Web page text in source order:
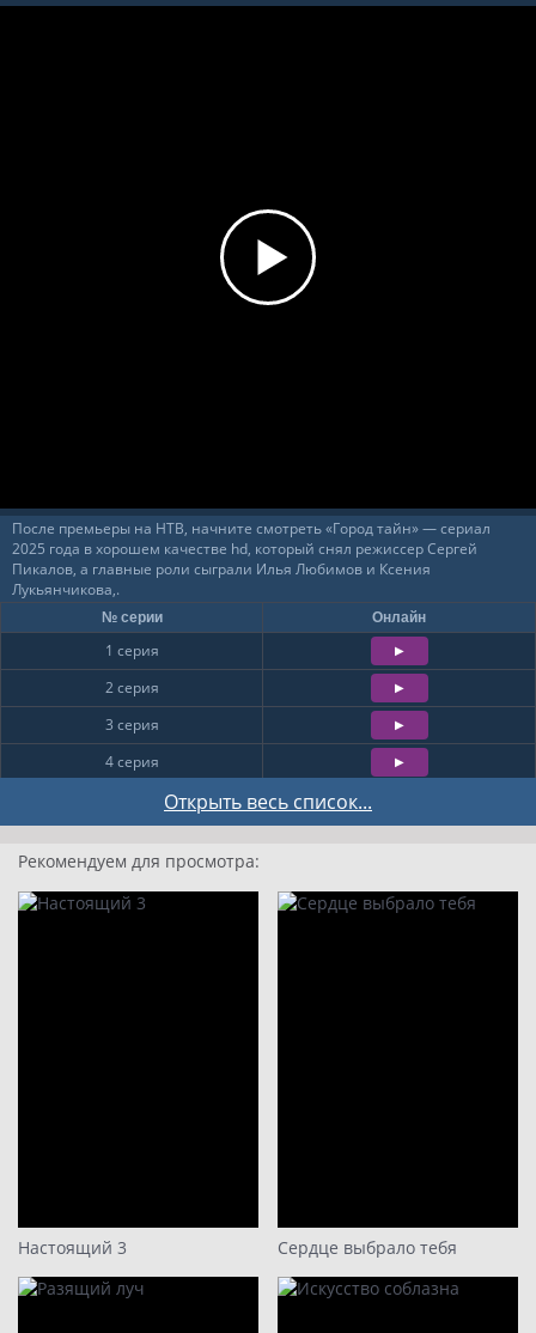
После премьеры на НТВ, начните смотреть «Город тайн» — сериал
2025 года в хорошем качестве hd, который снял режиссер Сергей
Пикалов, а главные роли сыграли Илья Любимов и Ксения
Лукьянчикова,.
Открыть весь список...
№ серии Онлайн
1 серия
2 серия
3 серия
4 серия
7 серия
8 серия
Рекомендуем для просмотра:
Настоящий 3 Сердце выбрало тебя